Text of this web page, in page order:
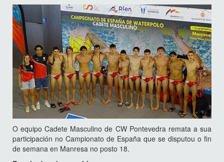
O equipo Cadete Masculino de CW Pontevedra remata a sua
participación no Campionato de España que se disputou o fin
de semana en Manresa no posto 18.